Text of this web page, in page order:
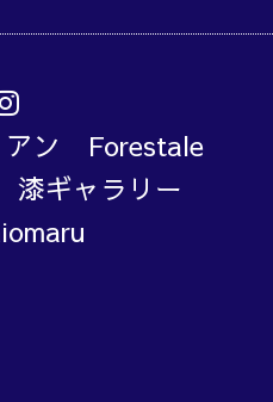
アン Forestale
ラリー